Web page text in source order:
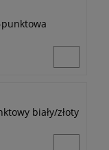
biały/złoty